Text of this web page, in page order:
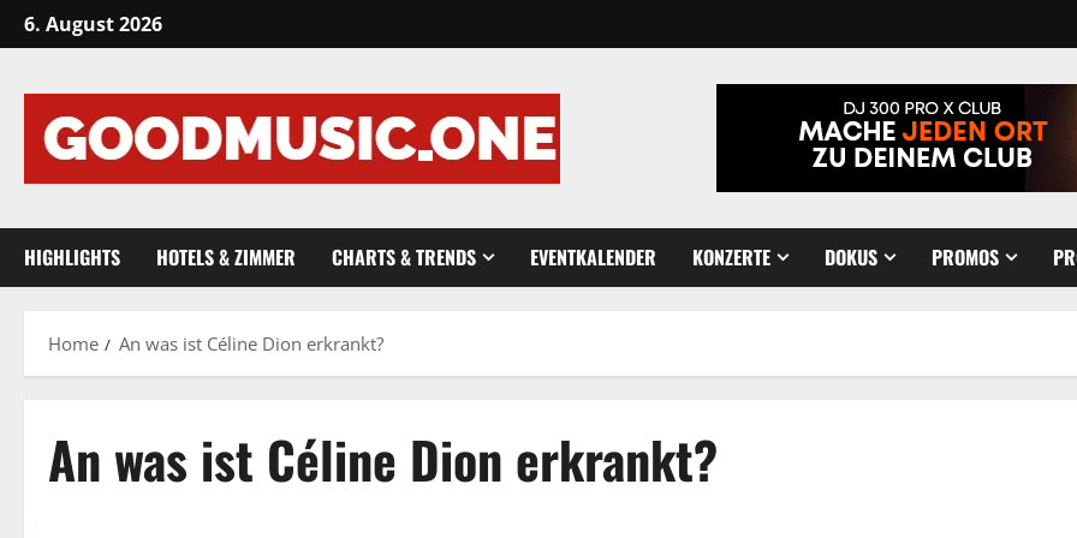
Skip
to
6. August 2026
HIGHLIGHTS HOTELS & ZIMMER CHARTS & TRENDS EVENTKALENDER KONZERTE DOKUS PROMOS
Home An was ist Céline Dion erkrankt?
An was ist Céline Dion erkrankt?